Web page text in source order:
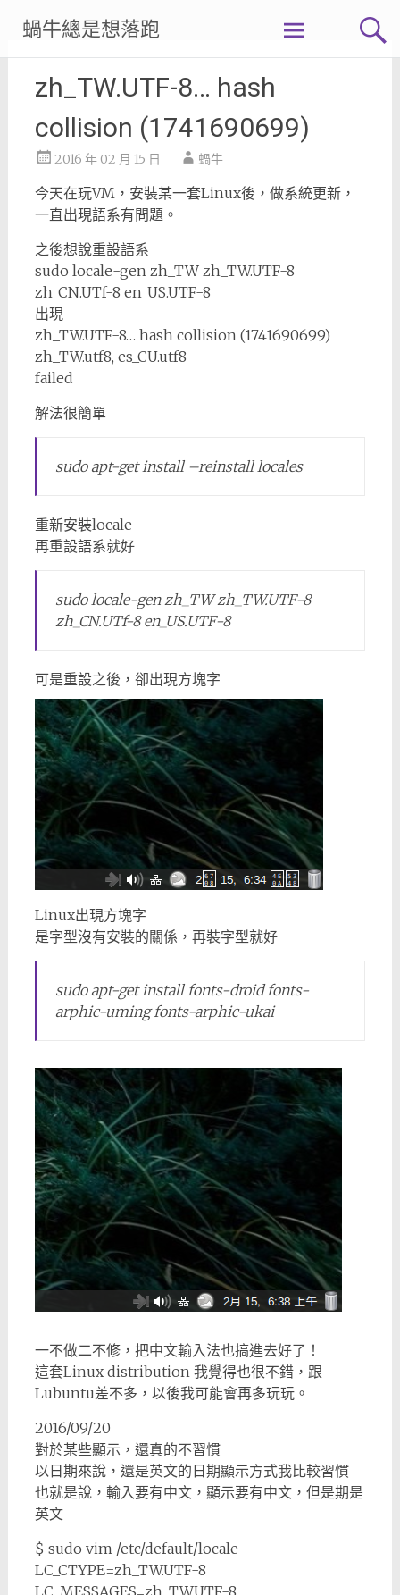
content
蝸牛總是想落跑
zh_TW.UTF-8… hash
collision (1741690699)
2016 年 02 月 15 日 蝸牛
今天在玩VM，安裝某一套Linux後，做系統更新，
一直出現語系有問題。
之後想說重設語系
sudo locale-gen zh_TW zh_TW.UTF-8
zh_CN.UTf-8 en_US.UTF-8
出現
zh_TW.UTF-8… hash collision (1741690699)
zh_TW.utf8, es_CU.utf8
failed
解法很簡單
sudo apt-get install –reinstall locales
重新安裝locale
再重設語系就好
sudo locale-gen zh_TW zh_TW.UTF-8
zh_CN.UTf-8 en_US.UTF-8
可是重設之後，卻出現方塊字
Linux出現方塊字
是字型沒有安裝的關係，再裝字型就好
sudo apt-get install fonts-droid fonts-
arphic-uming fonts-arphic-ukai
一不做二不修，把中文輸入法也搞進去好了！
這套Linux distribution 我覺得也很不錯，跟
Lubuntu差不多，以後我可能會再多玩玩。
2016/09/20
對於某些顯示，還真的不習慣
以日期來說，還是英文的日期顯示方式我比較習慣
也就是說，輸入要有中文，顯示要有中文，但是期是
英文
$ sudo vim /etc/default/locale
LC_CTYPE=zh_TW.UTF-8
LC_MESSAGES=zh_TW.UTF-8